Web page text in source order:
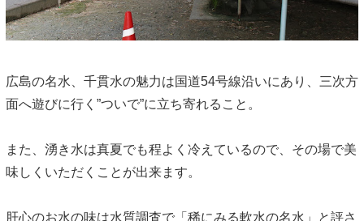
広島の名水、千貫水の魅力は国道54号線沿いにあり、三次方
面へ遊びに行く”ついで”に立ち寄れること。
また、湧き水は真夏でも程よく冷えているので、その場で美
味しくいただくことが出来ます。
肝心のお水の味は水質調査で「稀にみる軟水の名水」と評さ